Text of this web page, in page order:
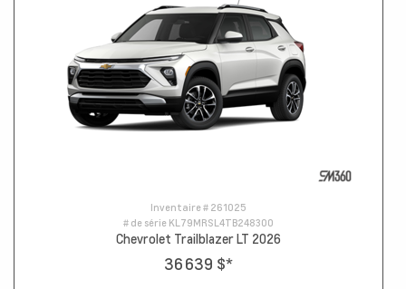
Inventaire # 261025
# de série KL79MRSL4TB248300
Chevrolet Trailblazer LT 2026
36 639 $*